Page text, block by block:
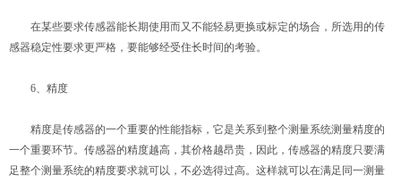
在某些要求传感器能长期使用而又不能轻易更换或标定的场合，所选用的传
感器稳定性要求更严格，要能够经受住长时间的考验。
6、精度
精度是传感器的一个重要的性能指标，它是关系到整个测量系统测量精度的
一个重要环节。传感器的精度越高，其价格越昂贵，因此，传感器的精度只要满
足整个测量系统的精度要求就可以，不必选得过高。这样就可以在满足同一测量